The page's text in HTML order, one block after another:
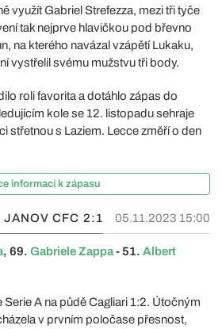
využít Gabriel Strefezza, mezi tři tyče
tak nejprve hlavičkou pod břevno
na kterého navázal vzápětí Lukaku,
vystřelil svému mužstvu tři body.
roli favorita a dotáhlo zápas do
kole se 12. listopadu sehraje
střetnou s Laziem. Lecce změří o den
informací k zápasu
JANOV CFC 2:1 05.11.2023 15:00
, 69. Gabriele Zappa- 51. Albert
A na půdě Cagliari 1:2. Útočným
v prvním poločase přesnost,